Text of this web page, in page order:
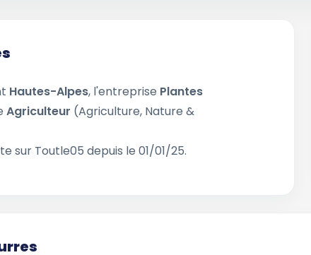
Hautes-Alpes, l'entreprise Plantes
Agriculteur (Agriculture, Nature &
sur Toutle05 depuis le 01/01/25.